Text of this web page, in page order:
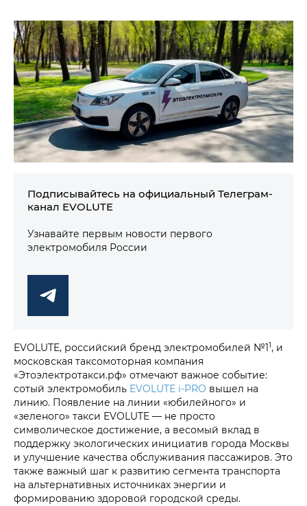
Подписывайтесь на официальный Телеграм-
канал EVOLUTE
Узнавайте первым новости первого
электромобиля России
EVOLUTE, российский бренд электромобилей №11, и
московская таксомоторная компания
«Этоэлектротакси.рф» отмечают важное событие:
сотый электромобиль EVOLUTE i‑PRO вышел на
линию. Появление на линии «юбилейного» и
«зеленого» такси EVOLUTE — не просто
символическое достижение, а весомый вклад в
поддержку экологических инициатив города Москвы
и улучшение качества обслуживания пассажиров. Это
также важный шаг к развитию сегмента транспорта
на альтернативных источниках энергии и
формированию здоровой городской среды.